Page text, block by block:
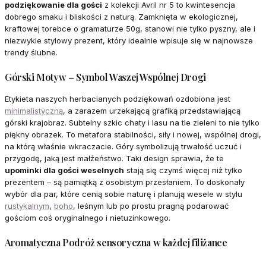
podziękowanie dla gości z kolekcji Avril nr 5 to kwintesencja
dobrego smaku i bliskości z naturą. Zamknięta w ekologicznej,
kraftowej torebce o gramaturze 50g, stanowi nie tylko pyszny, ale i
niezwykle stylowy prezent, który idealnie wpisuje się w najnowsze
trendy ślubne.
Górski Motyw – Symbol Waszej Wspólnej Drogi
Etykieta naszych herbacianych podziękowań ozdobiona jest
minimalistyczną, a zarazem urzekającą grafiką przedstawiającą
górski krajobraz. Subtelny szkic chaty i lasu na tle zieleni to nie tylko
piękny obrazek. To metafora stabilności, siły i nowej, wspólnej drogi,
na którą właśnie wkraczacie. Góry symbolizują trwałość uczuć i
przygodę, jaką jest małżeństwo. Taki design sprawia, że te
upominki dla gości weselnych stają się czymś więcej niż tylko
prezentem – są pamiątką z osobistym przesłaniem. To doskonały
wybór dla par, które cenią sobie naturę i planują wesele w stylu
rustykalnym, boho, leśnym lub po prostu pragną podarować
gościom coś oryginalnego i nietuzinkowego.
Aromatyczna Podróż sensoryczna w każdej filiżance